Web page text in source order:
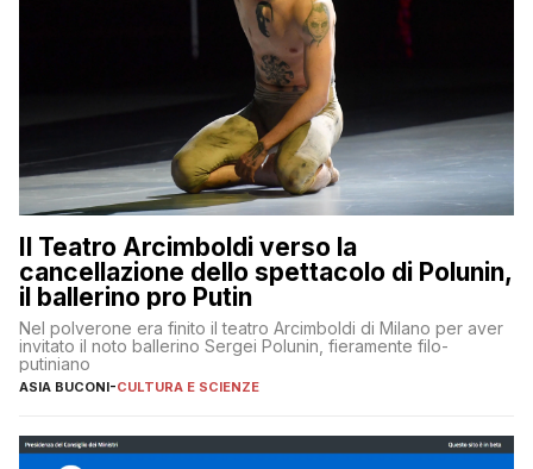
Il Teatro Arcimboldi verso la
cancellazione dello spettacolo di Polunin,
il ballerino pro Putin
Nel polverone era finito il teatro Arcimboldi di Milano per aver
invitato il noto ballerino Sergei Polunin, fieramente filo-
putiniano
ASIA BUCONI-CULTURA E SCIENZE